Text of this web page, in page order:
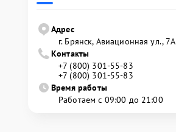
Адрес
г. Брянск, Авиационная ул., 7А
Контакты
+7 (800) 301-55-83
+7 (800) 301-55-83
Время работы
Работаем с 09:00 до 21:00